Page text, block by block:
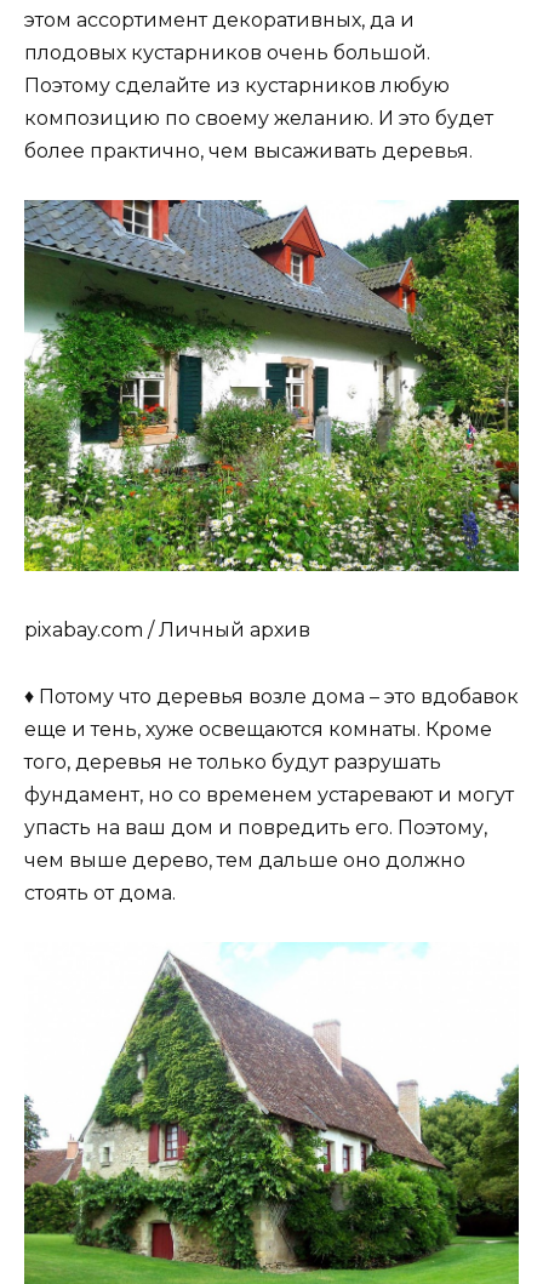
этом ассортимент декоративных, да и
плодовых кустарников очень большой.
Поэтому сделайте из кустарников любую
композицию по своему желанию. И это будет
более практично, чем высаживать деревья.
pixabay.com / Личный архив
♦ Потому что деревья возле дома – это вдобавок
еще и тень, хуже освещаются комнаты. Кроме
того, деревья не только будут разрушать
фундамент, но со временем устаревают и могут
упасть на ваш дом и повредить его. Поэтому,
чем выше дерево, тем дальше оно должно
стоять от дома.